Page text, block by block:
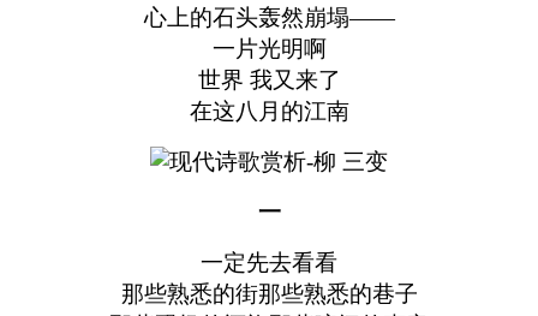
心上的石头轰然崩塌——
一片光明啊
世界 我又来了
在这八月的江南
一
一定先去看看
那些熟悉的街那些熟悉的巷子